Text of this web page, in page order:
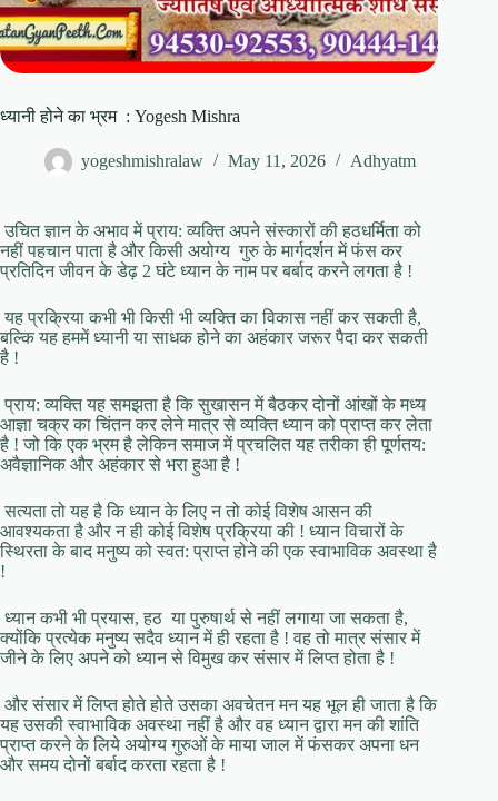
ध्यानी होने का भ्रम : Yogesh Mishra
yogeshmishralaw May 11, 2026 Adhyatm
उचित ज्ञान के अभाव में प्राय: व्यक्ति अपने संस्कारों की हठधर्मिता को
नहीं पहचान पाता है और किसी अयोग्य गुरु के मार्गदर्शन में फंस कर
प्रतिदिन जीवन के डेढ़ 2 घंटे ध्यान के नाम पर बर्बाद करने लगता है !
यह प्रक्रिया कभी भी किसी भी व्यक्ति का विकास नहीं कर सकती है,
बल्कि यह हममें ध्यानी या साधक होने का अहंकार जरूर पैदा कर सकती
है !
प्राय: व्यक्ति यह समझता है कि सुखासन में बैठकर दोनों आंखों के मध्य
आज्ञा चक्र का चिंतन कर लेने मात्र से व्यक्ति ध्यान को प्राप्त कर लेता
है ! जो कि एक भ्रम है लेकिन समाज में प्रचलित यह तरीका ही पूर्णतय:
अवैज्ञानिक और अहंकार से भरा हुआ है !
सत्यता तो यह है कि ध्यान के लिए न तो कोई विशेष आसन की
आवश्यकता है और न ही कोई विशेष प्रक्रिया की ! ध्यान विचारों के
स्थिरता के बाद मनुष्य को स्वत: प्राप्त होने की एक स्वाभाविक अवस्था है
!
ध्यान कभी भी प्रयास, हठ या पुरुषार्थ से नहीं लगाया जा सकता है,
क्योंकि प्रत्येक मनुष्य सदैव ध्यान में ही रहता है ! वह तो मात्र संसार में
जीने के लिए अपने को ध्यान से विमुख कर संसार में लिप्त होता है !
और संसार में लिप्त होते होते उसका अवचेतन मन यह भूल ही जाता है कि
यह उसकी स्वाभाविक अवस्था नहीं है और वह ध्यान द्वारा मन की शांति
प्राप्त करने के लिये अयोग्य गुरुओं के माया जाल में फंसकर अपना धन
और समय दोनों बर्बाद करता रहता है !